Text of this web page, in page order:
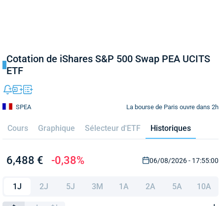
Cotation de iShares S&P 500 Swap PEA UCITS
ETF
La bourse de Paris ouvre dans 2h
SPEA
Cours Graphique Sélecteur d'ETF Historiques
6,488 € -0,38% 06/08/2026 - 17:55:00
1J 2J 5J 3M 1A 2A 5A 10A